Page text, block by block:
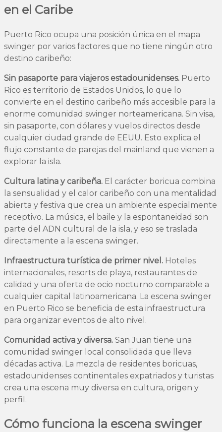
en el Caribe
Puerto Rico ocupa una posición única en el mapa
swinger por varios factores que no tiene ningún otro
destino caribeño:
Sin pasaporte para viajeros estadounidenses. Puerto
Rico es territorio de Estados Unidos, lo que lo
convierte en el destino caribeño más accesible para la
enorme comunidad swinger norteamericana. Sin visa,
sin pasaporte, con dólares y vuelos directos desde
cualquier ciudad grande de EEUU. Esto explica el
flujo constante de parejas del mainland que vienen a
explorar la isla.
Cultura latina y caribeña. El carácter boricua combina
la sensualidad y el calor caribeño con una mentalidad
abierta y festiva que crea un ambiente especialmente
receptivo. La música, el baile y la espontaneidad son
parte del ADN cultural de la isla, y eso se traslada
directamente a la escena swinger.
Infraestructura turística de primer nivel. Hoteles
internacionales, resorts de playa, restaurantes de
calidad y una oferta de ocio nocturno comparable a
cualquier capital latinoamericana. La escena swinger
en Puerto Rico se beneficia de esta infraestructura
para organizar eventos de alto nivel.
Comunidad activa y diversa. San Juan tiene una
comunidad swinger local consolidada que lleva
décadas activa. La mezcla de residentes boricuas,
estadounidenses continentales expatriados y turistas
crea una escena muy diversa en cultura, origen y
perfil.
Cómo funciona la escena swinger